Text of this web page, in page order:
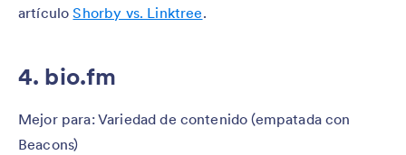
artículoShorby vs. Linktree.
4. bio.fm
Mejor para: Variedad de contenido (empatada con
Beacons)